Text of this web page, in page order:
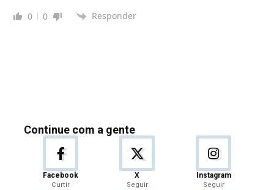
0 0 Responder
Continue com a gente
Facebook
Curtir
X
Seguir
Instagram
Seguir